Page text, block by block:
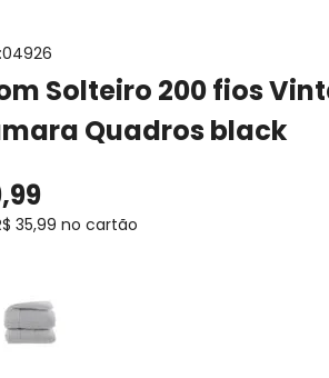
:04926
Solteiro 200 fios
Quadros black
,99
35,99 no cartão